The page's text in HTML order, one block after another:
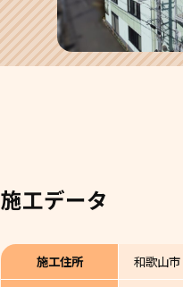
施工データ
施工住所 和歌山市